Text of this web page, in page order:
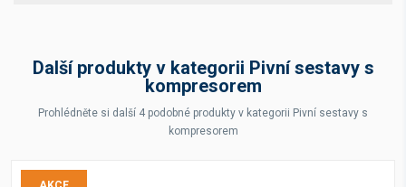
Další produkty v kategorii Pivní sestavy s
kompresorem
Prohlédněte si další 4 podobné produkty v kategorii Pivní sestavy s
kompresorem